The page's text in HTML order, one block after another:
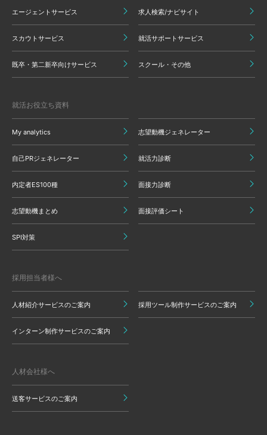
エージェントサービス 求人検索/ナビサイト
スカウトサービス 就活サポートサービス
既卒・第二新卒向けサービス スクール・その他
就活お役立ち資料
My analytics 志望動機ジェネレーター
自己PRジェネレーター 就活力診断
内定者ES100種 面接力診断
志望動機まとめ 面接評価シート
SPI対策
採用担当者様へ
人材紹介サービスのご案内 採用ツール制作サービスのご案内
インターン制作サービスのご案内
人材会社様へ
送客サービスのご案内